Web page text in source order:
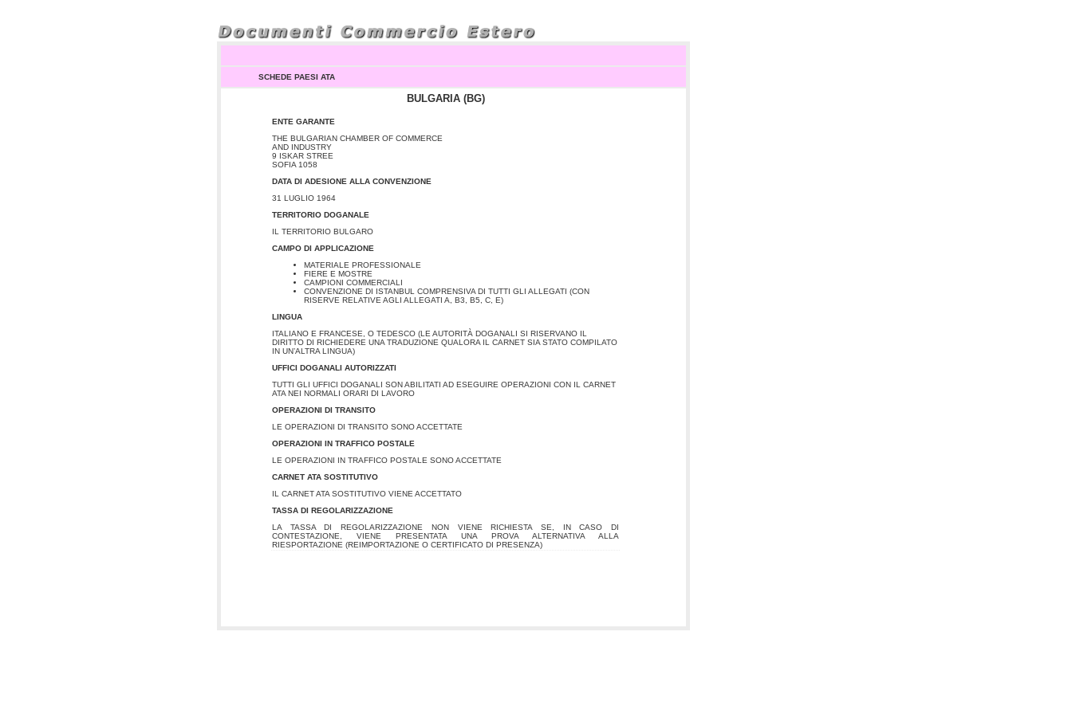
SCHEDE PAESI ATA
BULGARIA (BG)
ENTE GARANTE
THE BULGARIAN CHAMBER OF COMMERCE
AND INDUSTRY
9 ISKAR STREE
SOFIA 1058
DATA DI ADESIONE ALLA CONVENZIONE
31 LUGLIO 1964
TERRITORIO DOGANALE
IL TERRITORIO BULGARO
CAMPO DI APPLICAZIONE
MATERIALE PROFESSIONALE
FIERE E MOSTRE
CAMPIONI COMMERCIALI
CONVENZIONE DI ISTANBUL COMPRENSIVA DI TUTTI GLI ALLEGATI (CON
RISERVE RELATIVE AGLI ALLEGATI A, B3, B5, C, E)
LINGUA
ITALIANO E FRANCESE, O TEDESCO (LE AUTORITÀ DOGANALI SI RISERVANO IL
DIRITTO DI RICHIEDERE UNA TRADUZIONE QUALORA IL CARNET SIA STATO COMPILATO
IN UN’ALTRA LINGUA)
UFFICI DOGANALI AUTORIZZATI
TUTTI GLI UFFICI DOGANALI SON ABILITATI AD ESEGUIRE OPERAZIONI CON IL CARNET
ATA NEI NORMALI ORARI DI LAVORO
OPERAZIONI DI TRANSITO
LE OPERAZIONI DI TRANSITO SONO ACCETTATE
OPERAZIONI IN TRAFFICO POSTALE
LE OPERAZIONI IN TRAFFICO POSTALE SONO ACCETTATE
CARNET ATA SOSTITUTIVO
IL CARNET ATA SOSTITUTIVO VIENE ACCETTATO
TASSA DI REGOLARIZZAZIONE
LA TASSA DI REGOLARIZZAZIONE NON VIENE RICHIESTA SE, IN CASO DI
CONTESTAZIONE, VIENE PRESENTATA UNA PROVA ALTERNATIVA ALLA
RIESPORTAZIONE (REIMPORTAZIONE O CERTIFICATO DI PRESENZA)